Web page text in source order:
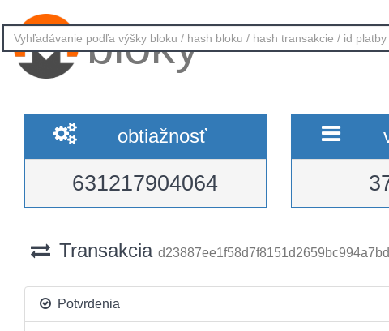
bloky
obtiažnosť
631217904064
Transakcia
Potvrdenia